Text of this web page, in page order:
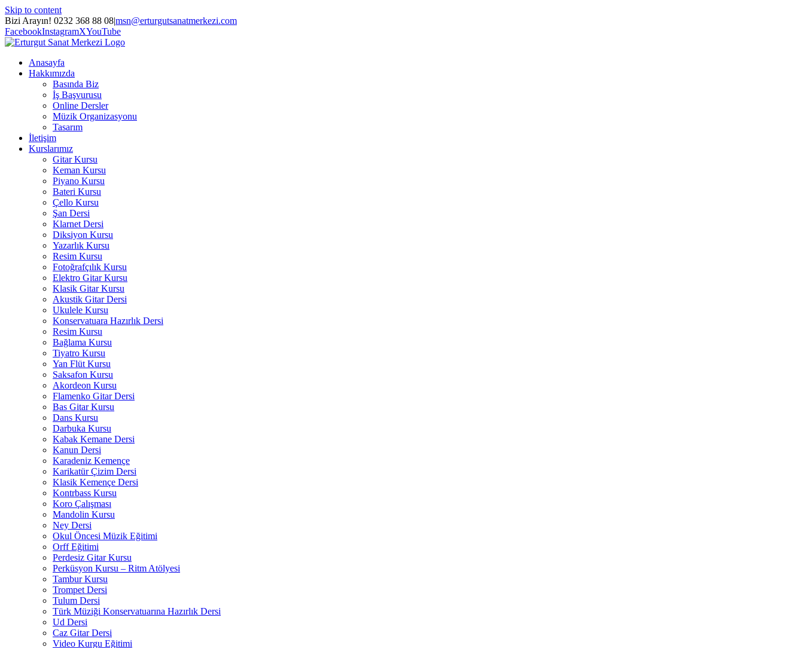
Skip to content
Bizi Arayın! 0232 368 88 08|msn@erturgutsanatmerkezi.com
FacebookInstagramXYouTube
Anasayfa
Hakkımızda
Basında Biz
İş Başvurusu
Online Dersler
Müzik Organizasyonu
Tasarım
İletişim
Kurslarımız
Gitar Kursu
Keman Kursu
Piyano Kursu
Bateri Kursu
Çello Kursu
Şan Dersi
Klarnet Dersi
Diksiyon Kursu
Yazarlık Kursu
Resim Kursu
Fotoğrafçılık Kursu
Elektro Gitar Kursu
Klasik Gitar Kursu
Akustik Gitar Dersi
Ukulele Kursu
Konservatuara Hazırlık Dersi
Resim Kursu
Bağlama Kursu
Tiyatro Kursu
Yan Flüt Kursu
Saksafon Kursu
Akordeon Kursu
Flamenko Gitar Dersi
Bas Gitar Kursu
Dans Kursu
Darbuka Kursu
Kabak Kemane Dersi
Kanun Dersi
Karadeniz Kemençe
Karikatür Çizim Dersi
Klasik Kemençe Dersi
Kontrbass Kursu
Koro Çalışması
Mandolin Kursu
Ney Dersi
Okul Öncesi Müzik Eğitimi
Orff Eğitimi
Perdesiz Gitar Kursu
Perküsyon Kursu – Ritm Atölyesi
Tambur Kursu
Trompet Dersi
Tulum Dersi
Türk Müziği Konservatuarına Hazırlık Dersi
Ud Dersi
Caz Gitar Dersi
Video Kurgu Eğitimi